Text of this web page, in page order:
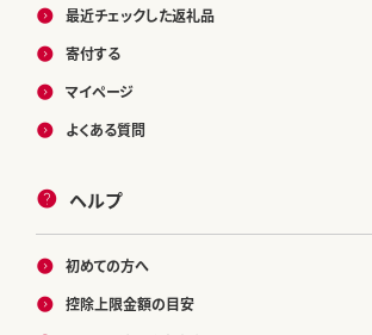
最近チェックした返礼品
寄付する
マイページ
よくある質問
ヘルプ
初めての方へ
控除上限金額の目安